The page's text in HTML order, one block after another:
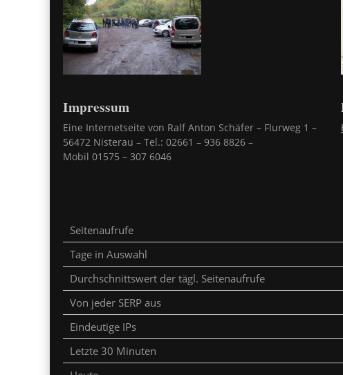
Impressum
Eine Internetseite von Ralf Anton Schäfer – Flurweg 1 –
56472 Nisterau – Tel.: 02661 – 936 8826 –
Mobil 01575 – 307 6046
Seitenaufrufe
Tage in Auswahl
Durchschnittswert der tägl. Seitenaufrufe
Von jeder SERP aus
Eindeutige IPs
Letzte 30 Minuten